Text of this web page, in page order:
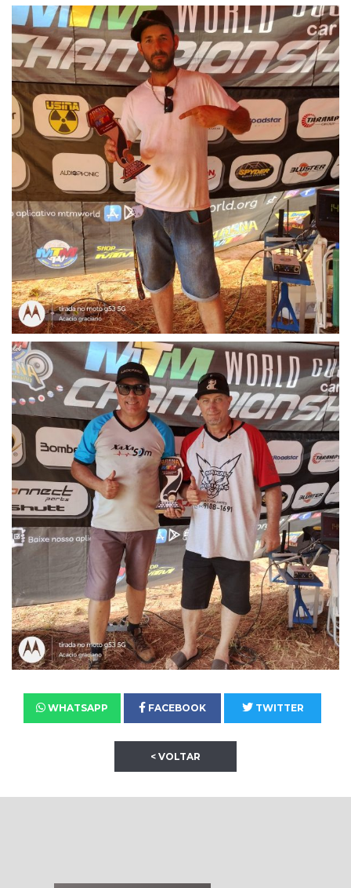
WHATSAPP FACEBOOK TWITTER
< VOLTAR